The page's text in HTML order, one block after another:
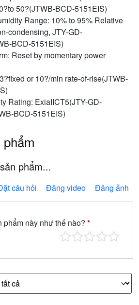
50?(JTWB-BCD-5151EIS)
Range: 10% to 95% Relative
condensing, JTY-GD-
BCD-5151EIS)
Reset by momentary power
or 10?/min rate-of-rise(JTWB-
Rating: ExiaIICT5(JTY-GD-
BCD-5151EIS)
phẩm...
câu hỏi Đăng video Đăng ảnh
phẩm này như thế nào? *